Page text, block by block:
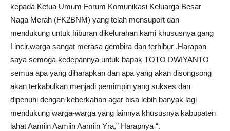
kepada Ketua Umum Forum Komunikasi Keluarga Besar
Naga Merah (FK2BNM) yang telah mensuport dan
mendukung untuk hiburan dikelurahan kami khususnya gang
Lincir,warga sangat merasa gembira dan terhibur .Harapan
saya semoga kedepannya untuk bapak TOTO DWIYANTO
semua apa yang diharapkan dan apa yang akan disongsong
akan terkabulkan menjadi pemimpin yang sukses dan
dipenuhi dengan keberkahan agar bisa lebih banyak lagi
mendukung warga-warga yang lainnya khususnya kabupaten
lahat Aamiin Aamiin Aamiin Yra,” Harapnya “.